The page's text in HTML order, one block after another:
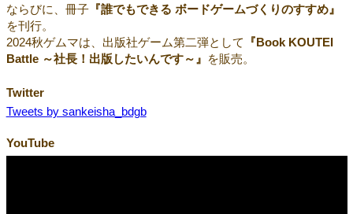
ならびに、冊子『誰でもできる ボードゲームづくりのすすめ』
を刊行。
2024秋ゲムマは、出版社ゲーム第二弾として 『Book KOUTEI
Battle ～社長！出版したいんです～』 を販売。
Twitter
Tweets by sankeisha_bdgb
YouTube